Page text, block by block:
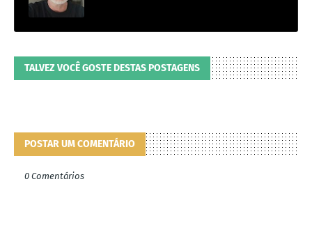
TALVEZ VOCÊ GOSTE DESTAS POSTAGENS
POSTAR UM COMENTÁRIO
0 Comentários